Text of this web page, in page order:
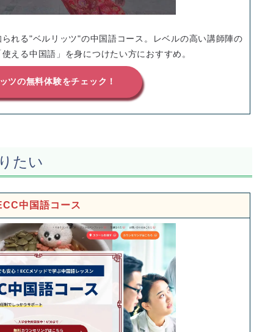
れる"ベルリッツ"の中国語コース。レベルの高い講師陣の
える中国語」を身につけたい方におすすめ。
ツの無料体験をチェック！
たい
中国語コース